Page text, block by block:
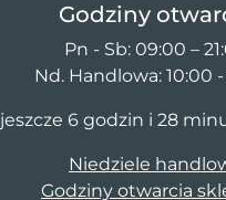
Godziny
Pn - Sb: 09:00 –
Nd. Handlowa: 10:00
jeszcze 6 godzin i 28
Niedziele
Godziny otwarcia